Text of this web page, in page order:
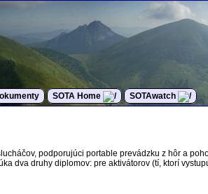
SOTA Home SOTAwatch
podporujúci portable prevádzku z hôr a
dva druhy diplomov: pre aktivátorov (tí, ktorí